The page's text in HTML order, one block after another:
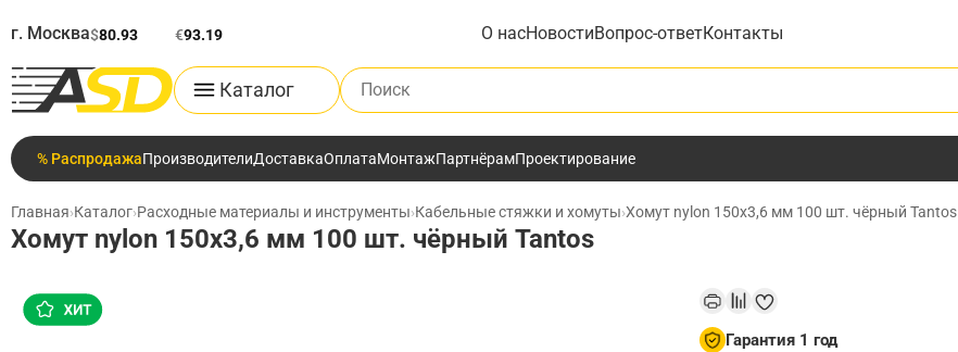
г. Москва$80.93 €93.19 О насНовостиВопрос-ответКонтакты
Каталог
Поиск по каталогу
% РаспродажаПроизводителиДоставкаОплатаМонтажПартнёрамПроектирование
Главная›Каталог›Расходные материалы и инструменты›Кабельные стяжки и хомуты›Хомут nylon 150x3,6 мм 100 шт. чёрный Tantos
Хомут nylon 150x3,6 мм 100 шт. чёрный Tantos
Гарантия 1 год